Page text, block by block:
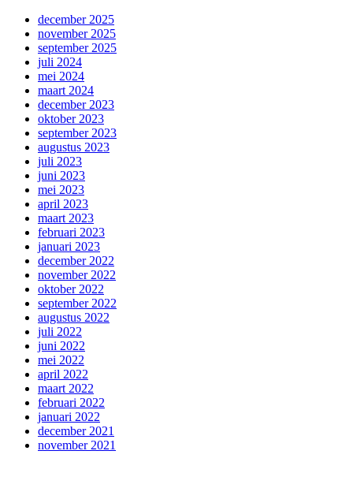
december 2025
november 2025
september 2025
juli 2024
mei 2024
maart 2024
december 2023
oktober 2023
september 2023
augustus 2023
juli 2023
juni 2023
mei 2023
april 2023
maart 2023
februari 2023
januari 2023
december 2022
november 2022
oktober 2022
september 2022
augustus 2022
juli 2022
juni 2022
mei 2022
april 2022
maart 2022
februari 2022
januari 2022
december 2021
november 2021